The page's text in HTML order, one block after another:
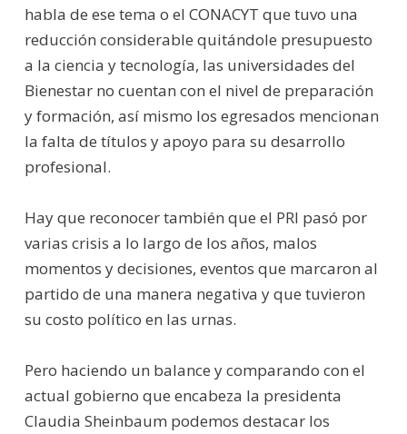
habla de ese tema o el CONACYT que tuvo una
reducción considerable quitándole presupuesto
a la ciencia y tecnología, las universidades del
Bienestar no cuentan con el nivel de preparación
y formación, así mismo los egresados mencionan
la falta de títulos y apoyo para su desarrollo
profesional.
Hay que reconocer también que el PRI pasó por
varias crisis a lo largo de los años, malos
momentos y decisiones, eventos que marcaron al
partido de una manera negativa y que tuvieron
su costo político en las urnas.
Pero haciendo un balance y comparando con el
actual gobierno que encabeza la presidenta
Claudia Sheinbaum podemos destacar los